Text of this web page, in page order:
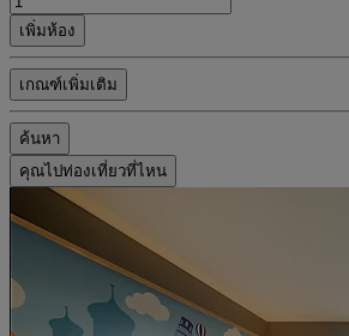
เพิ่มห้อง
เกณฑ์เพิ่มเติม
ค้นหา
คุณไปท่องเที่ยวที่ไหน